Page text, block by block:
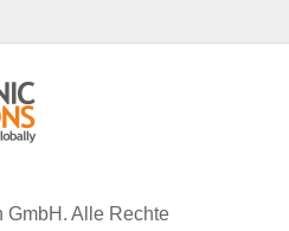
GmbH. Alle Rechte